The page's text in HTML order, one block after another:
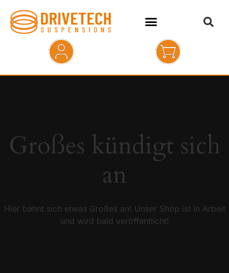
KONTAKT
Großes kündigt sich
an
Hier bahnt sich etwas Großes an! Unser Shop ist in Arbeit
und wird bald veröffentlicht!